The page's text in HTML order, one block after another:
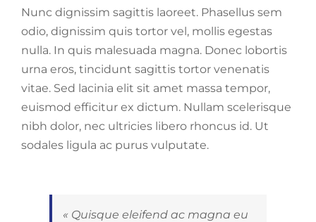
Nunc dignissim sagittis laoreet. Phasellus sem
odio, dignissim quis tortor vel, mollis egestas
nulla. In quis malesuada magna. Donec lobortis
urna eros, tincidunt sagittis tortor venenatis
vitae. Sed lacinia elit sit amet massa tempor,
euismod efficitur ex dictum. Nullam scelerisque
nibh dolor, nec ultricies libero rhoncus id. Ut
sodales ligula ac purus vulputate.
« Quisque eleifend ac magna eu